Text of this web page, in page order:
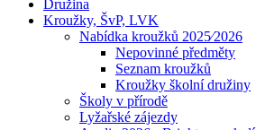
Družina
Kroužky, ŠvP, LVK
Nabídka kroužků 2025⁄2026
Nepovinné předměty
Seznam kroužků
Kroužky školní družiny
Školy v přírodě
Lyžařské zájezdy